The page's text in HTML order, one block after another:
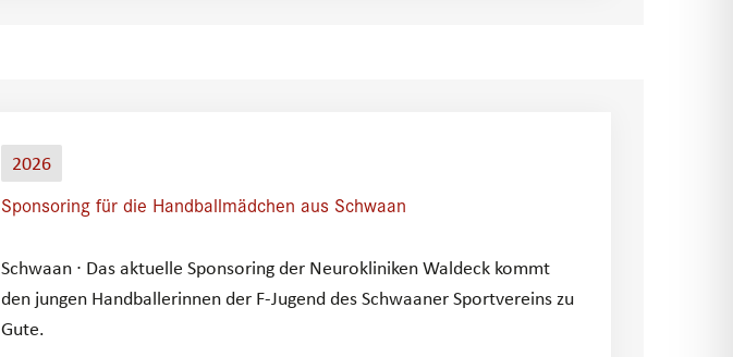
2026
Sponsoring für die Handballmädchen aus Schwaan
Schwaan ∙ Das aktuelle Sponsoring der Neurokliniken Waldeck kommt
den jungen Handballerinnen der F-Jugend des Schwaaner Sportvereins zu
Gute.